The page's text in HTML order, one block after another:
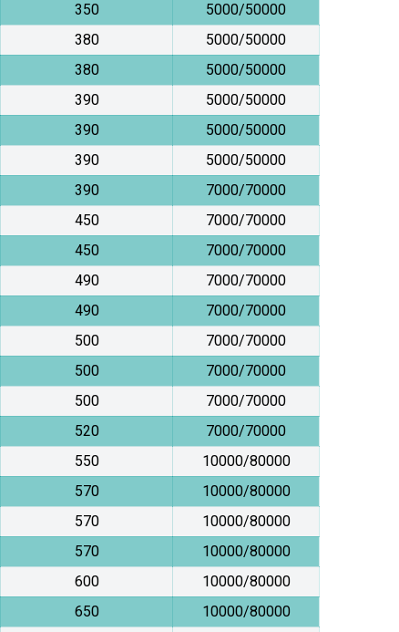
350
5000/50000
380
5000/50000
380
5000/50000
390
5000/50000
390
5000/50000
390
5000/50000
390
7000/70000
450
7000/70000
450
7000/70000
490
7000/70000
490
7000/70000
500
7000/70000
500
7000/70000
500
7000/70000
520
7000/70000
550
10000/80000
570
10000/80000
570
10000/80000
570
10000/80000
600
10000/80000
650
10000/80000